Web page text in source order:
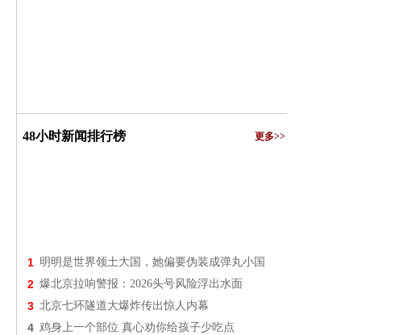
48小时新闻排行榜 更多>>
1 明明是世界领土大国，她偏要伪装成弹丸小国
2 爆北京拉响警报：2026头号风险浮出水面
3 北京七环隧道大爆炸传出惊人内幕
4 鸡身上一个部位 真心劝你给孩子少吃点